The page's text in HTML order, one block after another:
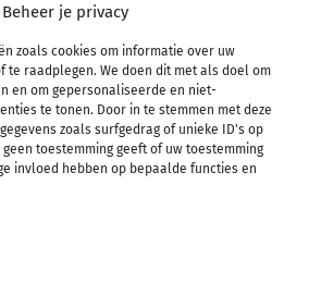
Beheer je privacy
zoals cookies om informatie over uw
te raadplegen. We doen dit met als doel om
en om gepersonaliseerde en niet-
te tonen. Door in te stemmen met deze
zoals surfgedrag of unieke ID's op
toestemming geeft of uw toestemming
invloed hebben op bepaalde functies en
kopen of eerst snijden)
snijden)